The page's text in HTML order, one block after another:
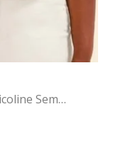
G1
Sem